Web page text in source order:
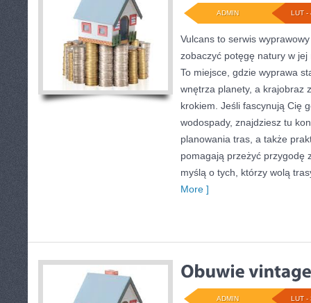
LUT -
ADMIN
Vulcans to serwis
zobaczyć potęgę natury w jej
To miejsce, gdzie wyprawa
wnętrza planety, a krajobraz
krokiem. Jeśli fascynują Cię
wodospady, znajdziesz tu
planowania tras, a także
pomagają przeżyć przygodę
myślą o tych, którzy wolą
More ]
LUT -
ADMIN